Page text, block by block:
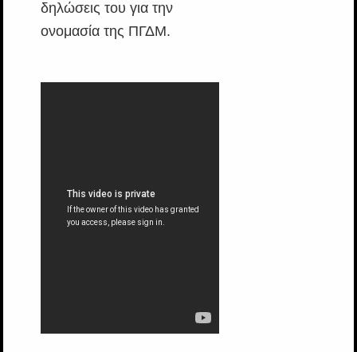
δηλώσεις του για την
ονομασία της ΠΓΔΜ.